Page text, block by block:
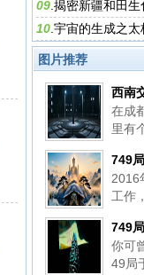
科学已介入)
09 揭密新疆和田
天秘密
10 宇宙的生成之太
图片推荐
西南
桃木
秘密
在成
里有
柱，
而，
夜里
是摆
东
749
华秘
2016
工作
乌龟
下水
色，
749
神针
你可
49局